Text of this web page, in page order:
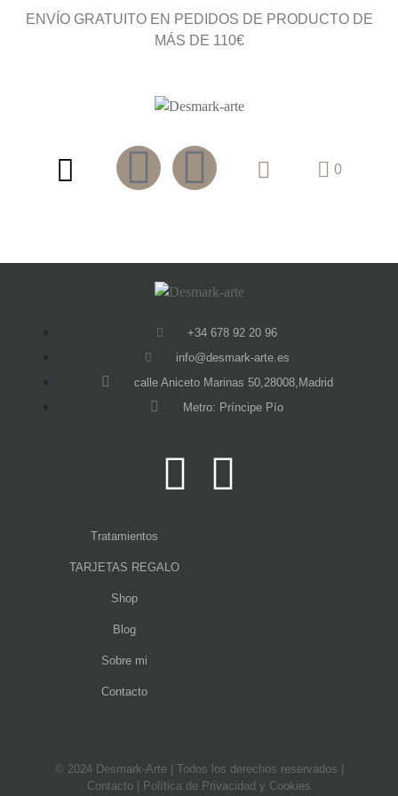
ENVÍO GRATUITO EN PEDIDOS DE PRODUCTO DE
MÁS DE 110€
0
+34 678 92 20 96
info@desmark-arte.es
calle Aniceto Marinas 50,28008,Madrid
Metro: Príncipe Pío
Tratamientos
TARJETAS REGALO
Shop
Blog
Sobre mi
Contacto
© 2024 Desmark-Arte | Todos los derechos reservados |
Contacto
Política de Privacidad y Cookies